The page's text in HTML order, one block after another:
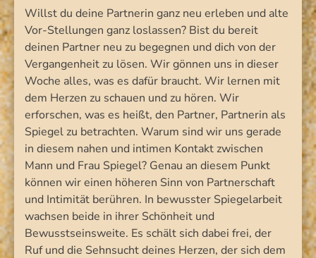
Willst du deine Partnerin ganz neu erleben und alte
Vor-Stellungen ganz loslassen? Bist du bereit
deinen Partner neu zu begegnen und dich von der
Vergangenheit zu lösen. Wir gönnen uns in dieser
Woche alles, was es dafür braucht. Wir lernen mit
dem Herzen zu schauen und zu hören. Wir
erforschen, was es heißt, den Partner, Partnerin als
Spiegel zu betrachten. Warum sind wir uns gerade
in diesem nahen und intimen Kontakt zwischen
Mann und Frau Spiegel? Genau an diesem Punkt
können wir einen höheren Sinn von Partnerschaft
und Intimität berühren. In bewusster Spiegelarbeit
wachsen beide in ihrer Schönheit und
Bewusstseinsweite. Es schält sich dabei frei, der
Ruf und die Sehnsucht deines Herzen, der sich dem